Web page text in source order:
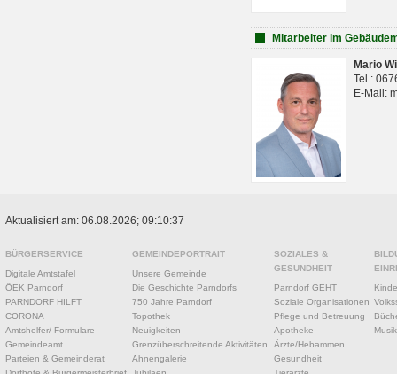
Mitarbeiter im
Mario
Tel.:
E-Mail:
Aktualisiert am: 06.08.2026; 09:10:37
BÜRGERSERVICE
Digitale Amtstafel
ÖEK Parndorf
PARNDORF HILFT
CORONA
Amtshelfer/ Formulare
Gemeindeamt
Parteien & Gemeinderat
GEMEINDEPORTRAIT
Unsere Gemeinde
Die Geschichte Parndorfs
750 Jahre Parndorf
Topothek
Neuigkeiten
Grenzüberschreitende Aktivitäten
Ahnengalerie
SOZIALES &
GESUNDHEIT
Parndorf GEHT
Soziale Organisationen
Pflege und Betreuung
Apotheke
Ärzte/Hebammen
Gesundheit